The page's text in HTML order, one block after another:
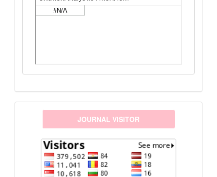
visitors JOURNAL VISITOR